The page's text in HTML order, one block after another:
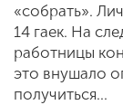
«собрать».
14 гаек. На
работницы
это внушало
получиться...